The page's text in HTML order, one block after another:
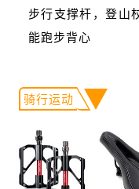
步行支撑杆，登山
能跑步背心
骑行运动